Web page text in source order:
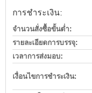
การชำระเงิน:
จำนวนสั่งซื้อขั้นต่ำ:
รายละเอียดการบรรจุ:
เวลาการส่งมอบ:
เงื่อนไขการชำระเงิน: